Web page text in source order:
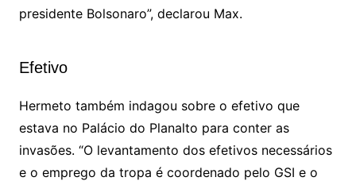
presidente Bolsonaro”, declarou Max.
Efetivo
Hermeto também indagou sobre o efetivo que
estava no Palácio do Planalto para conter as
invasões. “O levantamento dos efetivos necessários
e o emprego da tropa é coordenado pelo GSI e o